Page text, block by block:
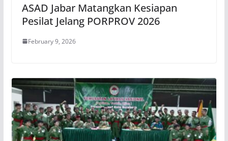
ASAD Jabar Matangkan Kesiapan
Pesilat Jelang PORPROV 2026
February 9, 2026